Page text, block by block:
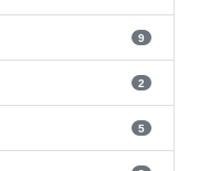
9
2
5